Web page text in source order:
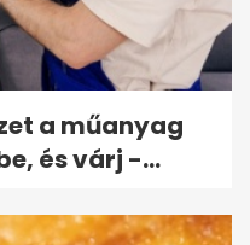
a műanyag
és várj -...